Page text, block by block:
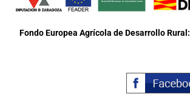
Fondo Europea Agrícola de Desarrollo Rural: